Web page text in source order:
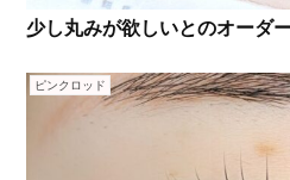
少し丸みが欲しいとのオーダ
ピンクロッド